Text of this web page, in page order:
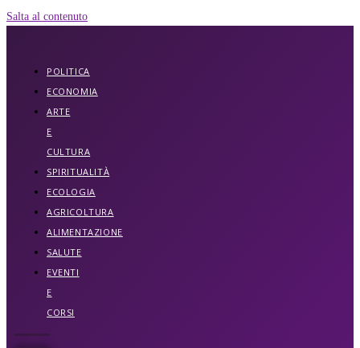
Salta al contenuto
POLITICA
ECONOMIA
ARTE
E
CULTURA
SPIRITUALITÀ
ECOLOGIA
AGRICOLTURA
ALIMENTAZIONE
SALUTE
EVENTI
E
CORSI